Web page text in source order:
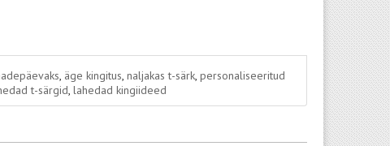
, äge kingitus, naljakas t-särk, personaliseeritud
t-särgid, lahedad kingiideed